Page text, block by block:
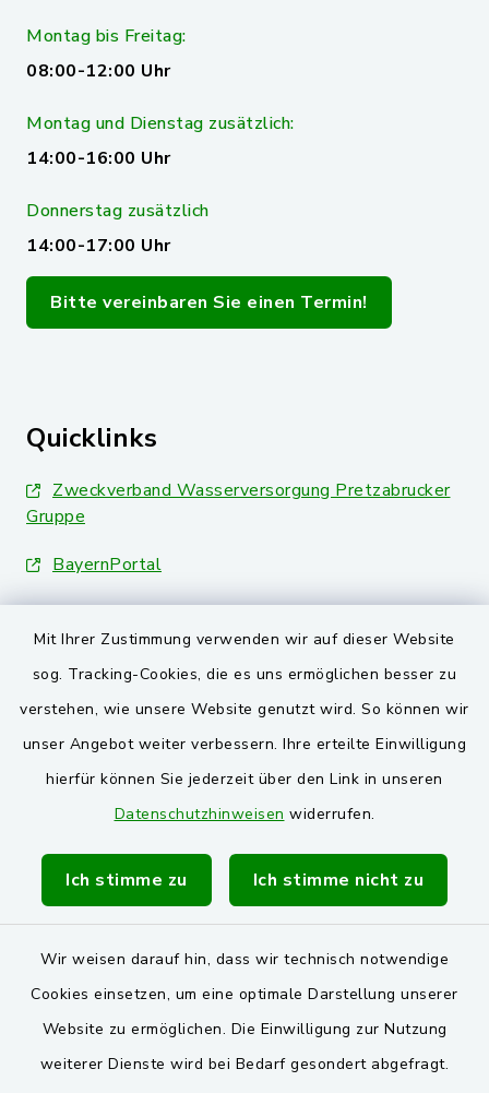
Mit Ihrer Zustimmung verwenden wir auf dieser Website
sog. Tracking-Cookies, die es uns ermöglichen besser zu
verstehen, wie unsere Website genutzt wird. So können wir
unser Angebot weiter verbessern. Ihre erteilte Einwilligung
hierfür können Sie jederzeit über den Link in unseren
Datenschutzhinweisen widerrufen.
Ich stimme zu Ich stimme nicht zu
Wir weisen darauf hin, dass wir technisch notwendige
Cookies einsetzen, um eine optimale Darstellung unserer
Website zu ermöglichen. Die Einwilligung zur Nutzung
weiterer Dienste wird bei Bedarf gesondert abgefragt.
Montag bis Freitag:
08:00-12:00 Uhr
Montag und Dienstag zusätzlich:
14:00-16:00 Uhr
Donnerstag zusätzlich
14:00-17:00 Uhr
Bitte vereinbaren Sie einen Termin!
Quicklinks
Zweckverband Wasserversorgung Pretzabrucker
Gruppe
BayernPortal
Landkreis Schwandorf
VG und Gemeinden
Markt Schwarzenfeld
Gemeinde Stulln
Verwaltungsgemeinschaft Schwarzenfeld